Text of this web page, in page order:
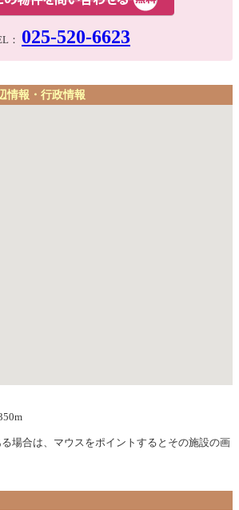
： 025-520-6623
情報・行政情報
場合は、マウスをポイントするとその施設の画